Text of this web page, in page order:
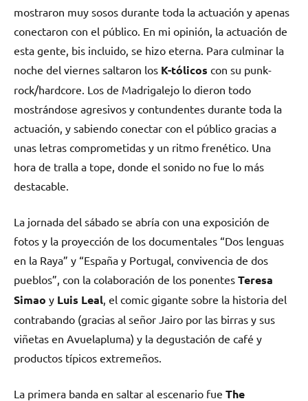
mostraron muy sosos durante toda la actuación y apenas
conectaron con el público. En mi opinión, la actuación de
esta gente, bis incluido, se hizo eterna. Para culminar la
noche del viernes saltaron los K-tólicos con su punk-
rock/hardcore. Los de Madrigalejo lo dieron todo
mostrándose agresivos y contundentes durante toda la
actuación, y sabiendo conectar con el público gracias a
unas letras comprometidas y un ritmo frenético. Una
hora de tralla a tope, donde el sonido no fue lo más
destacable.
La jornada del sábado se abría con una exposición de
fotos y la proyección de los documentales “Dos lenguas
en la Raya” y “España y Portugal, convivencia de dos
pueblos”, con la colaboración de los ponentes Teresa
Simao y Luis Leal , el comic gigante sobre la historia del
contrabando (gracias al señor Jairo por las birras y sus
viñetas en Avuelapluma) y la degustación de café y
productos típicos extremeños.
La primera banda en saltar al escenario fue The